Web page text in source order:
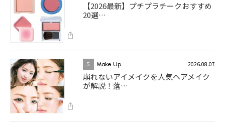
【2026最新】プチプラチークおすすめ
20選…
5 Make Up 2026.08.07
崩れないアイメイクを人気ヘアメイク
が解説！落…